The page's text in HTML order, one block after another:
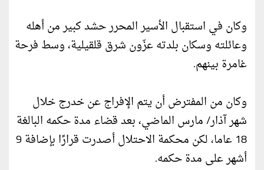
وكان في استقبال الأسير المحرر حشد كبير من أهله
وعائلته وسكان بلدته عزّون شرق قلقيلية، وسط فرحة
غامرة بينهم.
وكان من المفترض أن يتم الإفراج عن خدرج خلال
شهر آذار/ مارس الماضي، بعد قضاء مدة حكمه البالغة
18 عاما، لكن محكمة الاحتلال أصدرت قرارًا بإضافة 9
أشهر على مدة حكمه.